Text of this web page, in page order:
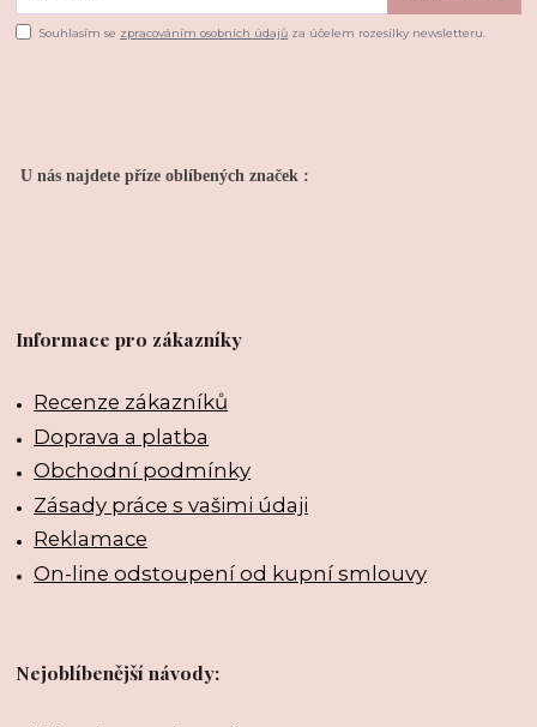
Souhlasím se zpracováním osobních údajů za účelem rozesílky newsletteru.
U nás najdete příze oblíbených značek :
Informace pro zákazníky
Recenze zákazníků
Doprava a platba
Obchodní podmínky
Zásady práce s vašimi údaji
Reklamace
On-line odstoupení od kupní smlouvy
Nejoblíbenější návody: